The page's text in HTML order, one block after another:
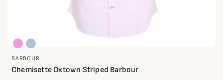
BARBOUR
Chemisette Oxtown Striped Barbour